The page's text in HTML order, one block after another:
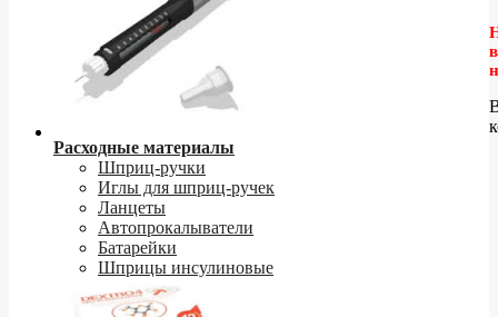
Расходные материалы
Шприц-ручки
Иглы для шприц-ручек
Ланцеты
Автопрокалыватели
Батарейки
Шприцы инсулиновые
в